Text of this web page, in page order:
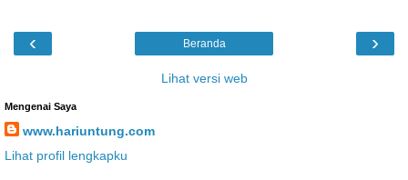
‹ ›
Beranda
Lihat versi web
Mengenai Saya
www.hariuntung.com
Lihat profil lengkapku